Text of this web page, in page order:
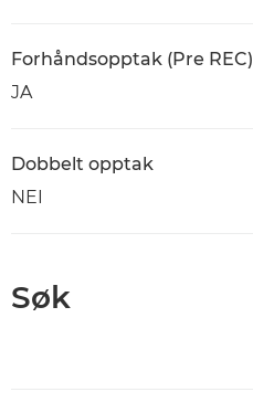
Forhåndsopptak (Pre REC)
JA
Dobbelt opptak
NEI
Søk